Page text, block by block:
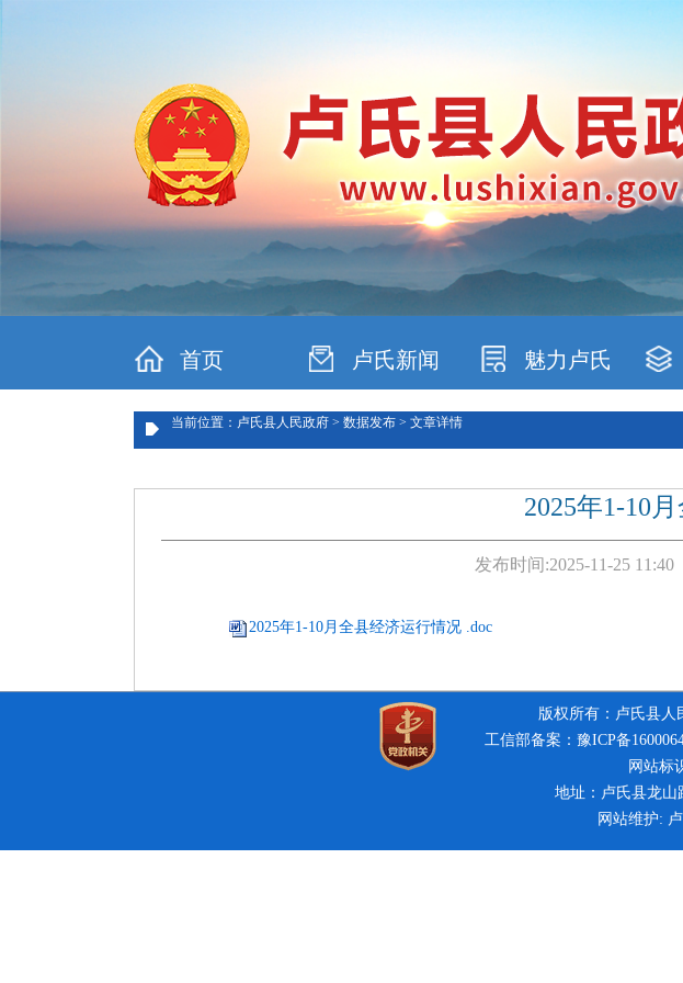
首页 卢氏新闻 魅力卢氏
当前位置：卢氏县人民政府 > 数据发布 > 文章详情
2025年1-10
发布时间:2025-11-25 11:40
2025年1-10月全县经济运行情况 .doc
版权所有：卢氏县人
工信部备案：豫ICP备
网站标
地址：卢氏县龙山
网站维护: